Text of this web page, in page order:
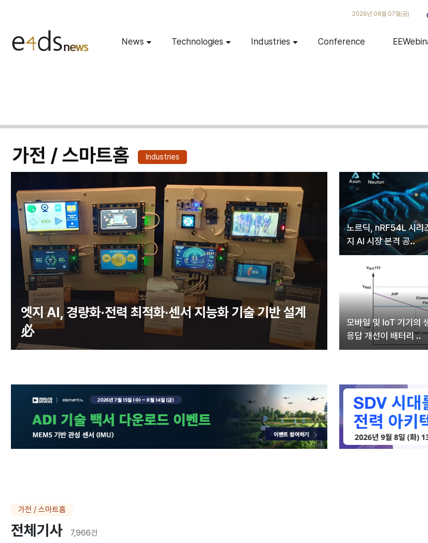
2026년 08월 07일(금)
News Technologies Industries Conference
가전 / 스마트홈 Industries
엣지 AI, 경량화·전력 최적화·센서 지능화 기술 기반 설계
必
노르딕, nRF54L 시리
지 AI 시장 본격 공..
모바일 및 IoT 기기의
응답 개선이 배터리 ..
가전 / 스마트홈
전체기사 7,966건